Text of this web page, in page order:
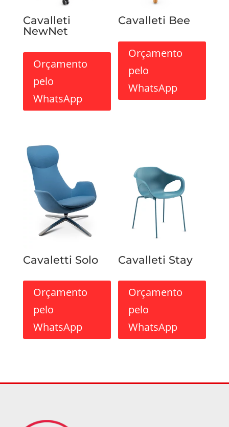
Cavalleti
NewNet
Orçamento
pelo
WhatsApp
Cavalleti Bee
Orçamento
pelo
WhatsApp
Cavaletti Solo
Orçamento
pelo
WhatsApp
Cavalleti Stay
Orçamento
pelo
WhatsApp